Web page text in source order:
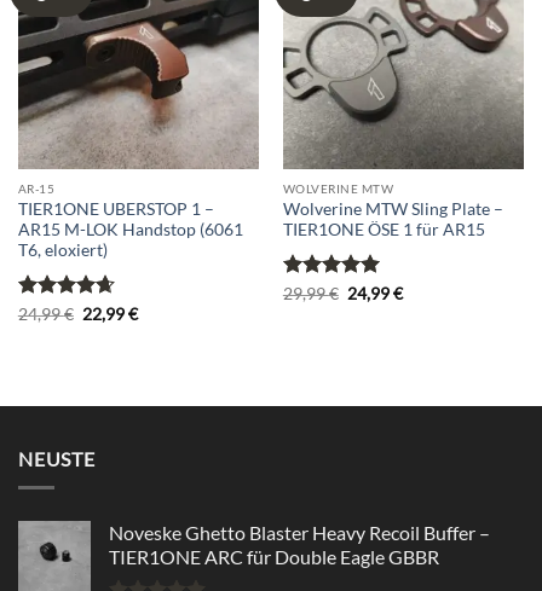
wishlist
AR-15
TIER1ONE UBERSTOP 1 –
AR15 M-LOK Handstop (6061
T6, eloxiert)
Bewertet
24,99€ Ursprünglicher
Preis
22,99€Aktueller
wishlist
WOLVERINE MTW
Wolverine MTW Sling Plate –
TIER1ONE ÖSE 1 für AR15
Bewertet
29,99€ Ursprünglicher
Preis
24,99€Aktueller
NEUSTE
Noveske Ghetto Blaster Heavy Recoil Buffer –
TIER1ONE ARC für Double Eagle GBBR